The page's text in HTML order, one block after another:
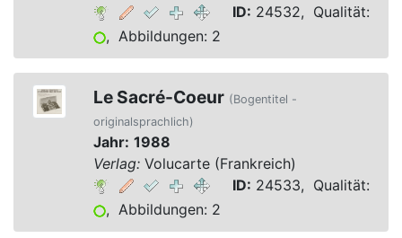
ID: 24532, Qualität:
, Abbildungen: 2
Le Sacré-Coeur (Bogentitel -
originalsprachlich)
Jahr: 1988
Verlag:Volucarte (Frankreich)
ID: 24533, Qualität:
, Abbildungen: 2